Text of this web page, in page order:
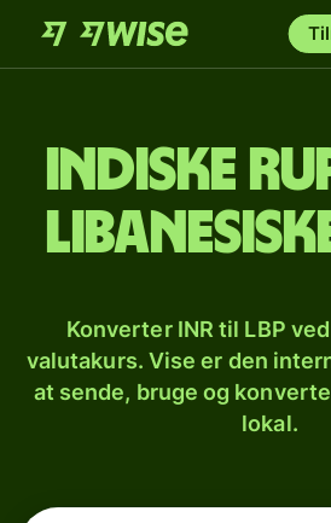
Indiske
Konverter INR til LBP
valutakurs. Vise er den
at sende, bruge og
lokal.